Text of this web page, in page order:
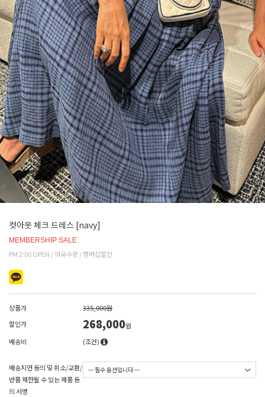
컷아웃 체크 드레스 [navy]
MEMBERSHIP SALE
PM 2:00 OPEN / 여유수량 / 멤버십할인
상품가
335,000원
할인가
268,000원
배송비
(조건)
배송지연 동의 및 취소/교환/
반품 제한될 수 있는 제품 동
의 서명